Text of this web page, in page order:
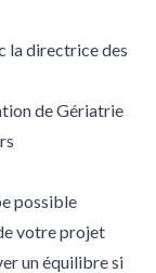
la directrice des
de Gériatrie
possible
votre projet
un équilibre si